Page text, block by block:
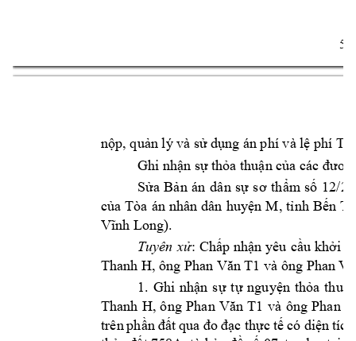
5
nộp, quản lý và sử dụng án phí và lệ phí T
Ghi nhận sự thỏa thuận của các
Sửa Bản án dân sự sơ thẩm số 12/
của Tòa án nhân dân huyện M, tỉnh Bến
Vĩnh Long).
Tuyên xử: Chấp nhận yêu cầu khởi
Thanh H, ông Phan Văn T1 và ông Phan
1. Ghi nhận sự tự nguyện thỏa
Thanh H, ông Phan Văn T1 và ông Phan
trên phần đất qua đo đạc thực tế có diện